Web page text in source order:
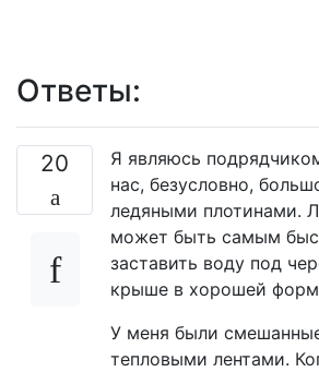
Ответы:
20
Я являюсь
нас, безусловно,
ледяными плотинами.
может быть самым
заставить воду под
крыше в хорошей
У меня были
тепловыми лентами.